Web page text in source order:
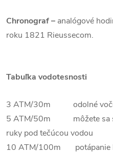
Chronograf – analógové
roku 1821 Rieussecom.
Tabuľka vodotesnosti
3 ATM/30m odolné voči
5 ATM/50m môžete sa s
ruky pod tečúcou vodou
10 ATM/100m potápanie